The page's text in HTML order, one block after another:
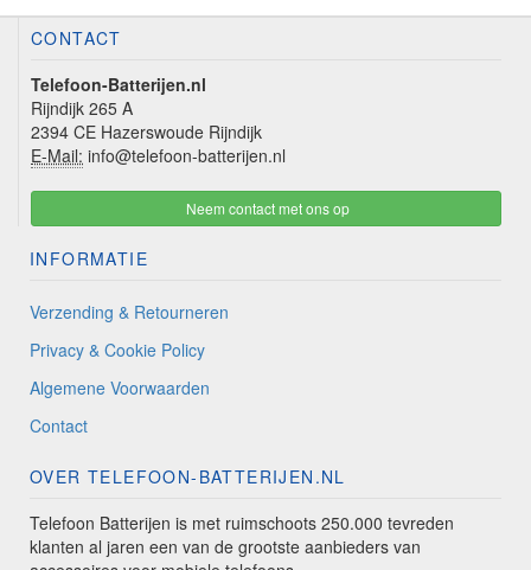
CONTACT
Telefoon-Batterijen.nl
Rijndijk 265 A
2394 CE Hazerswoude Rijndijk
E-Mail: info@telefoon-batterijen.nl
Neem contact met ons op
INFORMATIE
Verzending & Retourneren
Privacy & Cookie Policy
Algemene Voorwaarden
Contact
OVER TELEFOON-BATTERIJEN.NL
Telefoon Batterijen is met ruimschoots 250.000 tevreden
klanten al jaren een van de grootste aanbieders van